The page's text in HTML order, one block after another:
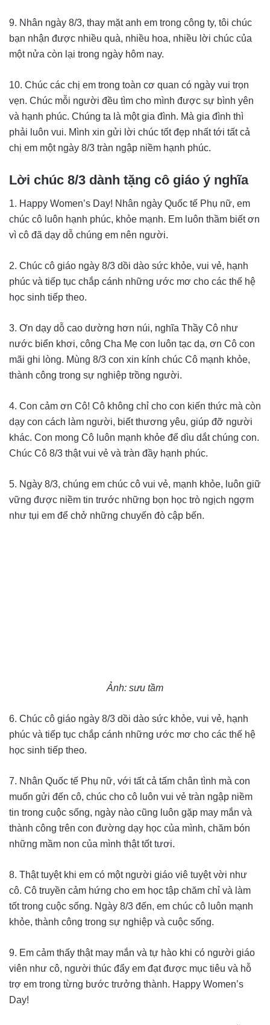
9. Nhân ngày 8/3, thay mặt anh em trong công ty, tôi chúc
bạn nhận được nhiều quà, nhiều hoa, nhiều lời chúc của
một nửa còn lại trong ngày hôm nay.
10. Chúc các chị em trong toàn cơ quan có ngày vui trọn
vẹn. Chúc mỗi người đều tìm cho mình được sự bình yên
và hạnh phúc. Chúng ta là một gia đình. Mà gia đình thì
phải luôn vui. Mình xin gửi lời chúc tốt đẹp nhất tới tất cả
chị em một ngày 8/3 tràn ngập niềm hạnh phúc.
Lời chúc 8/3 dành tặng cô giáo ý nghĩa
1. Happy Women’s Day! Nhân ngày Quốc tế Phụ nữ, em
chúc cô luôn hạnh phúc, khỏe mạnh. Em luôn thầm biết ơn
vì cô đã dạy dỗ chúng em nên người.
2. Chúc cô giáo ngày 8/3 dồi dào sức khỏe, vui vẻ, hạnh
phúc và tiếp tục chắp cánh những ước mơ cho các thế hệ
học sinh tiếp theo.
3. Ơn dạy dỗ cao dường hơn núi, nghĩa Thầy Cô như
nước biển khơi, công Cha Mẹ con luôn tạc dạ, ơn Cô con
mãi ghi lòng. Mùng 8/3 con xin kính chúc Cô mạnh khỏe,
thành công trong sự nghiệp trồng người.
4. Con cảm ơn Cô! Cô không chỉ cho con kiến thức mà còn
dạy con cách làm người, biết thương yêu, giúp đỡ người
khác. Con mong Cô luôn mạnh khỏe để dìu dắt chúng con.
Chúc Cô 8/3 thật vui vẻ và tràn đầy hạnh phúc.
5. Ngày 8/3, chúng em chúc cô vui vẻ, mạnh khỏe, luôn giữ
vững được niềm tin trước những bọn học trò ngịch ngợm
như tụi em để chở những chuyến đò cập bến.
Ảnh: sưu tầm
6. Chúc cô giáo ngày 8/3 dồi dào sức khỏe, vui vẻ, hạnh
phúc và tiếp tục chắp cánh những ước mơ cho các thế hệ
học sinh tiếp theo.
7. Nhân Quốc tế Phụ nữ, với tất cả tấm chân tình mà con
muốn gửi đến cô, chúc cho cô luôn vui vẻ tràn ngập niềm
tin trong cuộc sống, ngày nào cũng luôn gặp may mắn và
thành công trên con đường dạy học của mình, chăm bón
những mầm non của mình thật tốt tươi.
8. Thật tuyệt khi em có một người giáo viê tuyệt vời như
cô. Cô truyền cảm hứng cho em học tập chăm chỉ và làm
tốt trong cuộc sống. Ngày 8/3 đến, em chúc cô luôn mạnh
khỏe, thành công trong sự nghiệp và cuộc sống.
9. Em cảm thấy thật may mắn và tự hào khi có người giáo
viên như cô, người thúc đẩy em đạt được mục tiêu và hỗ
trợ em trong từng bước trưởng thành. Happy Women’s
Day!